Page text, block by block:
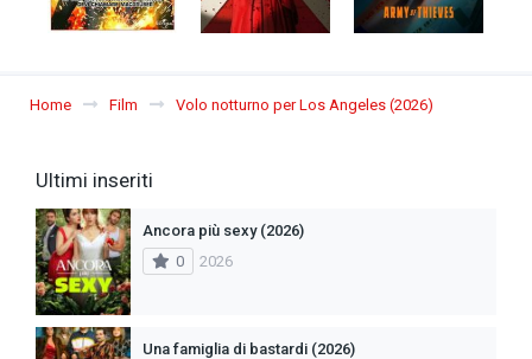
Home Film Volo notturno per Los Angeles (2026)
Ultimi inseriti
Ancora più sexy (2026)
0
2026
Una famiglia di bastardi (2026)